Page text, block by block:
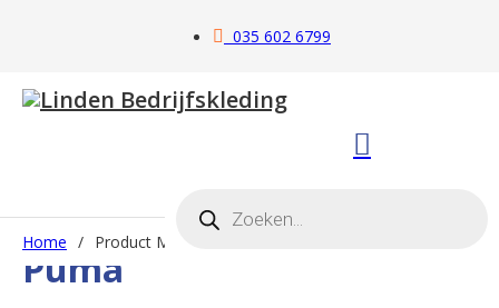
035 602 6799
Home / Product Merk
Puma